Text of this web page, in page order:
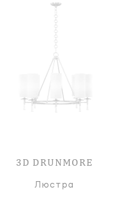
3D DRUNMORE
Люстра